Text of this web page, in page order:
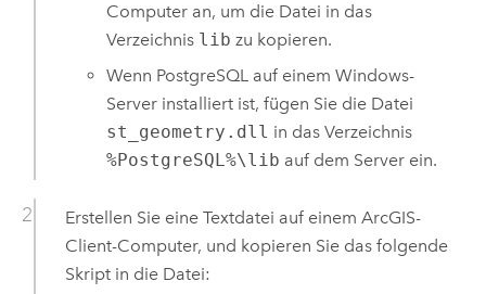
Computer an, um die Datei in das
Verzeichnis lib zu kopieren.
Wenn PostgreSQL auf einemWindows-
Server installiert ist, fügen Sie die Datei
st_geometry.dll in das Verzeichnis
%PostgreSQL%\lib auf dem Server ein.
Erstellen Sie eine Textdatei auf einem ArcGIS-
Client-Computer, und kopieren Sie das folgende
Skript in die Datei: